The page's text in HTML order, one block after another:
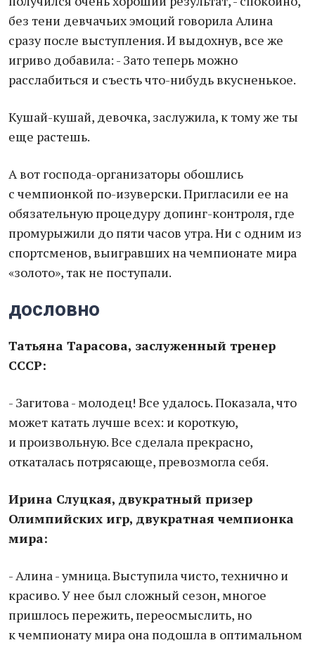
без тени девчачьих эмоций говорила Алина
сразу после выступления. И выдохнув, все же
игриво добавила: - Зато теперь можно
расслабиться и съесть что-нибудь вкусненькое.
Кушай-кушай, девочка, заслужила, к тому же ты
еще растешь.
А вот господа-организаторы обошлись
с чемпионкой по-изуверски. Пригласили ее на
обязательную процедуру допинг-контроля, где
промурыжили до пяти часов утра. Ни с одним из
спортсменов, выигравших на чемпионате мира
«золото», так не поступали.
дословно
Татьяна Тарасова, заслуженный тренер
СССР:
- Загитова - молодец! Все удалось. Показала, что
может катать лучше всех: и короткую,
и произвольную. Все сделала прекрасно,
откаталась потрясающе, превозмогла себя.
Ирина Слуцкая, двукратный призер
Олимпийских игр, двукратная чемпионка
мира:
- Алина - умница. Выступила чисто, технично и
красиво. У нее был сложный сезон, многое
пришлось пережить, переосмыслить, но
к чемпионату мира она подошла в оптимальном